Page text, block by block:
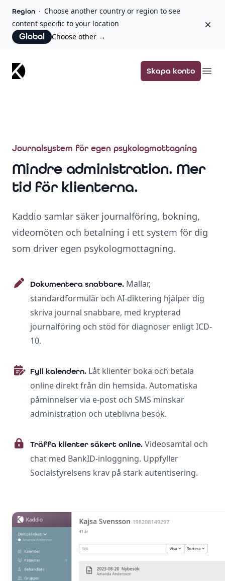
Region
Choose another country or region to see
content specific to your location
Global Choose other →
Kaddio Skapa konto
Journalsystem för egen psykologmottagning
Mindre administration. Mer
tid för klienterna.
Kaddio samlar säker journalföring, bokning,
videomöten och betalning i ett system för dig
som driver egen psykologmottagning.
Dokumentera snabbare. Mallar,
standardformulär och AI-diktering hjälper dig
skriva journal snabbare, med krypterad
journalföring och stöd för diagnoser enligt ICD-
10.
Fyll kalendern. Låt klienter boka och betala
online direkt från din hemsida. Automatiska
påminnelser via e-post och SMS minskar
administration och uteblivna besök.
Träffa klienter säkert online. Videosamtal och
chat med BankID-inloggning. Uppfyller
Socialstyrelsens krav på stark autentisering.